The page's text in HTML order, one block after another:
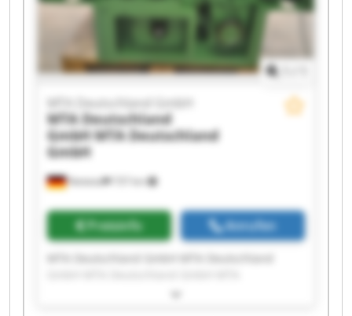
Nettetal 737 km
MTA Deutschland GmbH
MTA Deutschland
GmbHMTA Deutschland
GmbH
Preisinfo Anrufen
Deutschland GmbH MTA Deutschland GmbH